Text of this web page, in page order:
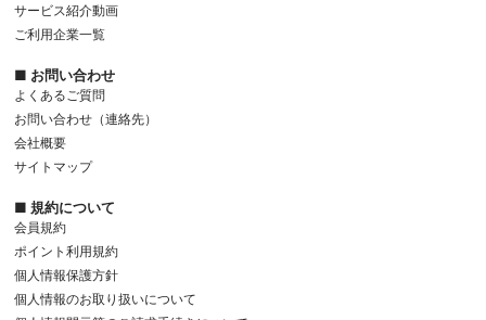
サービス紹介動画
ご利用企業一覧
■ お問い合わせ
よくあるご質問
お問い合わせ（連絡先）
会社概要
サイトマップ
■ 規約について
会員規約
ポイント利用規約
個人情報保護方針
個人情報のお取り扱いについて